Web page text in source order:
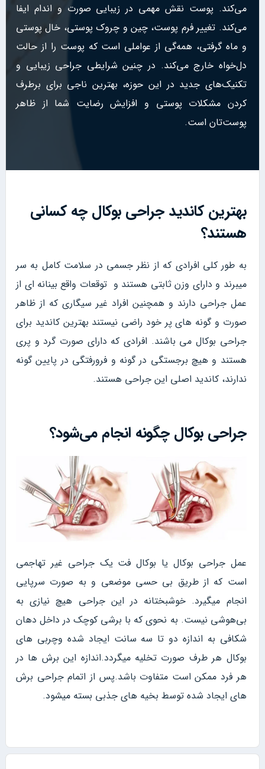
می‌کند. پوست نقش مهمی در زیبایی صورت و اندام ایفا
می‌کند. تغییر فرم پوست، چین و چروک پوستی، خال پوستی
و ماه گرفتی، همه‌گی از عواملی است که پوست را از حالت
دل‌خواه خارج می‌کند. در چنین شرایطی جراحی زیبایی و
تکنیک‌های جدید در این حوزه، بهترین ناجی برای برطرف
کردن مشکلات پوستی و افزایش رضایت‌ شما از ظاهر
پوست‌تان است.
بهترین کاندید جراحی بوکال چه کسانی
هستند؟
به طور کلی افرادی که از نظر جسمی در سلامت کامل به سر
میبرند و دارای وزن ثابتی هستند و توقعات واقع بینانه ای از
عمل جراحی دارند و همچنین افراد غیر سیگاری که از ظاهر
صورت و گونه های پر خود راضی نیستند بهترین کاندید برای
جراحی بوکال می باشند. افرادی که دارای صورت گرد و پری
هستند و هیچ برجستگی در گونه و فرورفتگی در پایین گونه
ندارند، کاندید اصلی این جراحی هستند.
جراحی بوکال چگونه انجام می‌شود؟
عمل جراحی بوکال یا بوکال فت یک جراحی غیر تهاجمی
است که از طریق بی حسی موضعی و به صورت سرپایی
انجام میگیرد. خوشبختانه در این جراحی هیچ نیازی به
بی‌‌هوشی نیست. به نحوی که با برشی کوچک در داخل دهان
شکافی به اندازه دو تا سه سانت ایجاد شده وچربی های
بوکال هر طرف صورت تخلیه میگردد.اندازه این برش ها در
هر فرد ممکن است متفاوت باشد.پس از اتمام جراحی برش
های ایجاد شده توسط بخیه های جذبی بسته میشود.